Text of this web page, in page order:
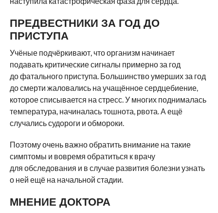
ПРЕДВЕСТНИКИ ЗА ГОД ДО
ПРИСТУПА
Учёные подчёркивают, что организм начинает
подавать критические сигналы примерно за год
до фатального приступа. Большинство умерших за год
до смерти жаловались на учащённое сердцебиение,
которое списывается на стресс. У многих поднималась
температура, начиналась тошнота, рвота. А ещё
случались судороги и обмороки.
Поэтому очень важно обратить внимание на такие
симптомы и вовремя обратиться к врачу
для обследования и в случае развития болезни узнать
о ней ещё на начальной стадии.
МНЕНИЕ ДОКТОРА